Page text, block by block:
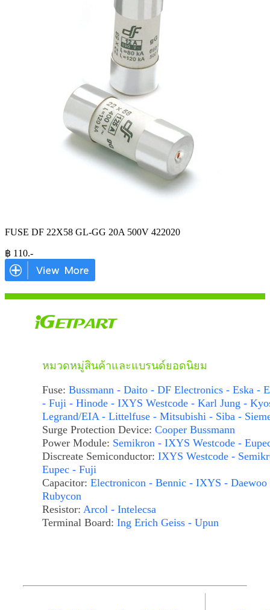
FUSE DF 22X58 GL-GG 20A 500V 422020
฿ 110.-
หมวดหมู่สินค้าและแบรนด์ยอดนิยม
Fuse: Bussmann - Daito - DF Electronics - Eska -
- Fuji - Hinode - IXYS Westcode - Karl Jung -
Legrand/EIA - Littelfuse - Mitsubishi - Siba -
Surge Protection Device: Cooper Bussmann
Power Module: Semikron - IXYS Westcode -
Discreate Semiconductor: IXYS Westcode -
Eupec - Fuji
Capacitor: Electronicon - Bennic - IXYS - Daewoo
Rubycon
Resistor: Arcol - Intelecsa
Terminal Board: Ing Erich Geiss - Upun